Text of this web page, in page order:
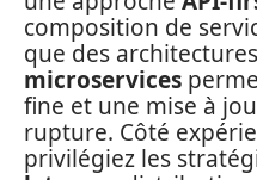
composition de
que des
microservices
fine et une mise à
rupture. Côté
privilégiez les